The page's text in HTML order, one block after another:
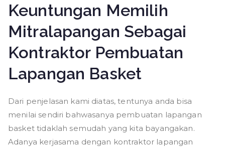
Keuntungan Memilih
Mitralapangan Sebagai
Kontraktor Pembuatan
Lapangan Basket
Dari penjelasan kami diatas, tentunya anda bisa
menilai sendiri bahwasanya pembuatan lapangan
basket tidaklah semudah yang kita bayangakan.
Adanya kerjasama dengan kontraktor lapangan